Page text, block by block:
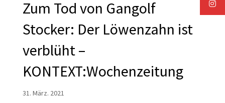
Zum Tod von Gangolf
Stocker: Der Löwenzahn ist
verblüht –
KONTEXT:Wochenzeitung
31. März. 2021